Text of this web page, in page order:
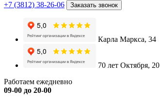
+7 (3812) 38-26-06 Заказать звонок
Карла Маркса, 34
70 лет Октября, 20
Работаем ежедневно
09-00 до 20-00